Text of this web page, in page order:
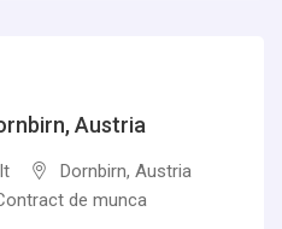
Austria
Dornbirn, Austria
de munca